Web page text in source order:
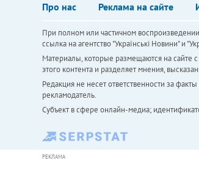
Про нас Реклама на сайте
При полном или частичном
ссылка на агентство "Українськi Новини" и
Материалы, которые размещаются на сайте
этого контента и разделяет мнения,
Редакция не несет ответственности за
рекламодатель.
Субъект в сфере онлайн-медиа;
РЕКЛАМА